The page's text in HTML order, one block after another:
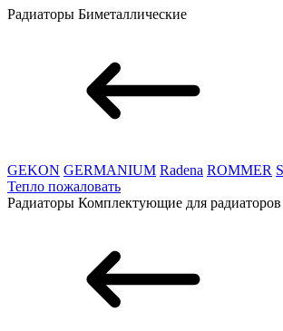
Радиаторы Биметаллические
GEKON GERMANIUM Radena ROMMER
Тепло пожаловать
Радиаторы Комплектующие для радиаторов